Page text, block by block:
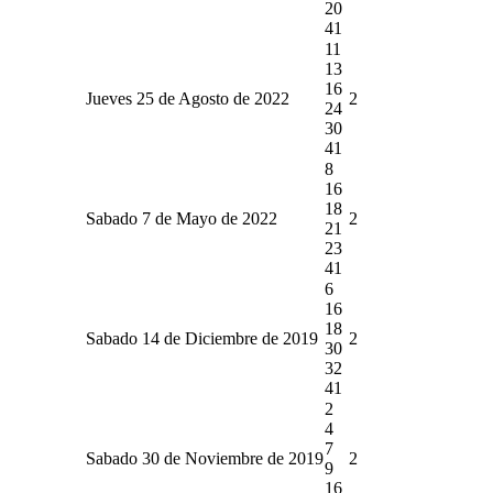
20
41
Jueves 25 de Agosto de 2022
11
13
16
24
30
41
2
Sabado 7 de Mayo de 2022
8
16
18
21
23
41
2
Sabado 14 de Diciembre de 2019
6
16
18
30
32
41
2
Sabado 30 de Noviembre de 2019
2
4
7
9
16
2